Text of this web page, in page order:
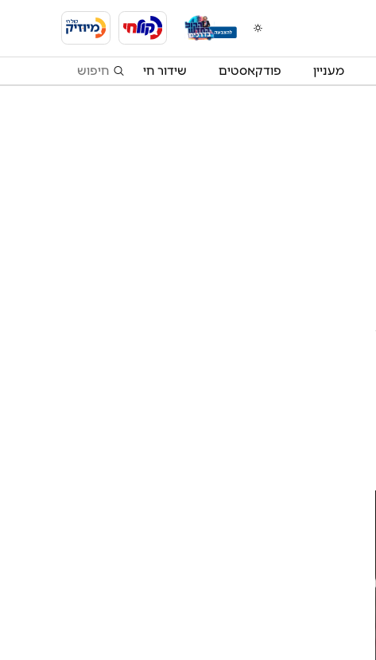
מעניין פודקאסטים שידור חי